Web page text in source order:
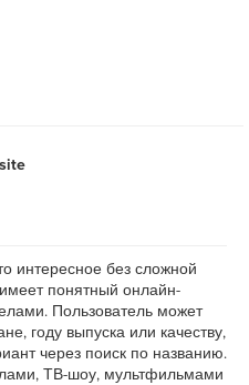
интересное без сложной
понятный онлайн-
Пользователь может
году выпуска или качеству,
через поиск по названию.
ТВ-шоу, мультфильмами